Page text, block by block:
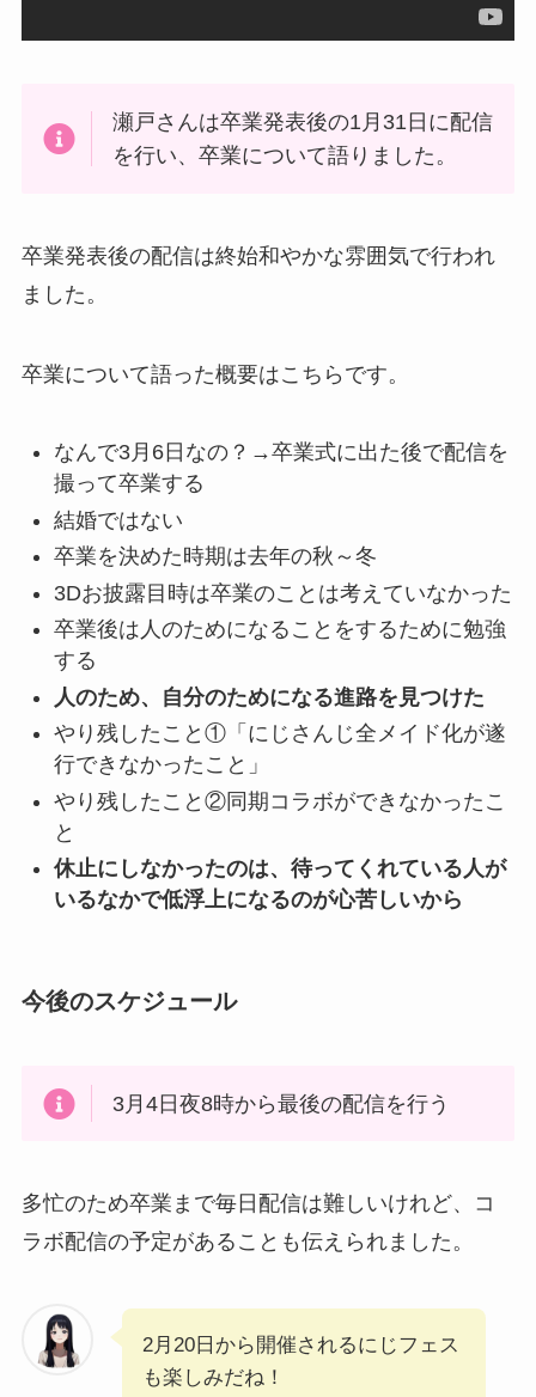
瀬戸さんは卒業発表後の1月31日に配信
を行い、卒業について語りました。
卒業発表後の配信は終始和やかな雰囲気で行われ
ました。
卒業について語った概要はこちらです。
なんで3月6日なの？→卒業式に出た後で配信を
撮って卒業する
結婚ではない
卒業を決めた時期は去年の秋～冬
3Dお披露目時は卒業のことは考えていなかった
卒業後は人のためになることをするために勉強
する
人のため、自分のためになる進路を見つけた
やり残したこと①「にじさんじ全メイド化が遂
行できなかったこと」
やり残したこと②同期コラボができなかったこ
と
休止にしなかったのは、待ってくれている人が
いるなかで低浮上になるのが心苦しいから
今後のスケジュール
3月4日夜8時から最後の配信を行う
多忙のため卒業まで毎日配信は難しいけれど、コ
ラボ配信の予定があることも伝えられました。
2月20日から開催されるにじフェス
も楽しみだね！